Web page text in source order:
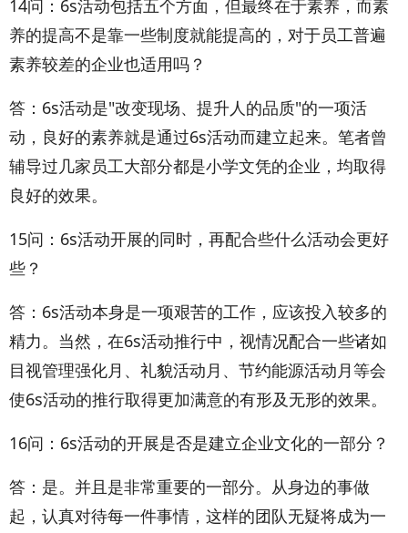
14问：6s活动包括五个方面，但最终在于素养，而素
养的提高不是靠一些制度就能提高的，对于员工普遍
素养较差的企业也适用吗？
答：6s活动是"改变现场、提升人的品质"的一项活
动，良好的素养就是通过6s活动而建立起来。笔者曾
辅导过几家员工大部分都是小学文凭的企业，均取得
良好的效果。
15问：6s活动开展的同时，再配合些什么活动会更好
些？
答：6s活动本身是一项艰苦的工作，应该投入较多的
精力。当然，在6s活动推行中，视情况配合一些诸如
目视管理强化月、礼貌活动月、节约能源活动月等会
使6s活动的推行取得更加满意的有形及无形的效果。
16问：6s活动的开展是否是建立企业文化的一部分？
答：是。并且是非常重要的一部分。从身边的事做
起，认真对待每一件事情，这样的团队无疑将成为一